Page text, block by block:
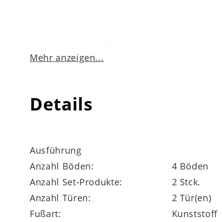
Unterlagen und mehr. Des Weiteren
Zu den optischen Highlights der
Melaminharzbeschichtung für
Mehr anzeigen...
Details
Ausführung
Anzahl Böden:
4 Böden
Anzahl Set-Produkte:
2 Stck.
Anzahl Türen:
2 Tür(en)
Fußart:
Kunststoff